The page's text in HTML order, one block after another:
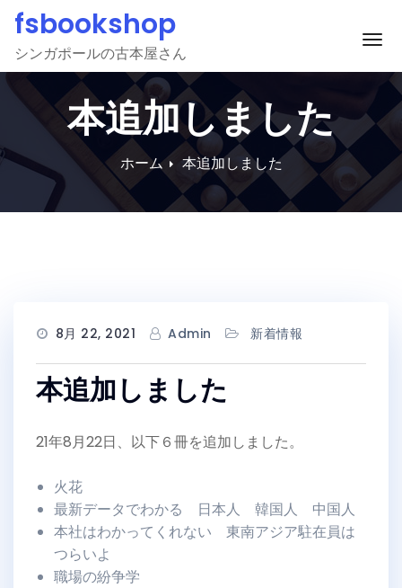
Skip
content
fsbookshop
シンガポールの古本屋さん ナ
本追加しました
ホーム 本追加しました
8月 22, 2021 Admin 新着情報
本追加しました
21年8月22日、以下６冊を追加しました。
火花
最新データでわかる 日本人 韓国人 中国人
本社はわかってくれない 東南アジア駐在員は
つらいよ
職場の紛争学